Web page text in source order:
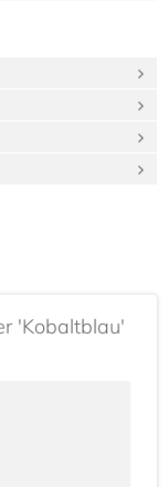
'Kobaltblau'